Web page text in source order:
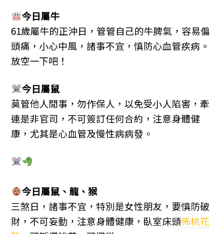
今日屬牛
61歲屬牛的正沖日，管管自己的牛脾氣，容易偏
頭痛，小心中風，諸事不宜，慎防心血管疾病。
放空一下吧！
今日屬鼠
莫管他人閒事，勿作保人，以免受小人陷害，牽
連是非官司，不可簽訂任何合約，注意身體健
康，尤其是心血管及慢性病病發。
今日屬鼠、 龍、 猴
三煞日，諸事不宜，特別是女性朋友，要慎防破
財，不可妄動，注意身體健康，臥室床頭佈桃花